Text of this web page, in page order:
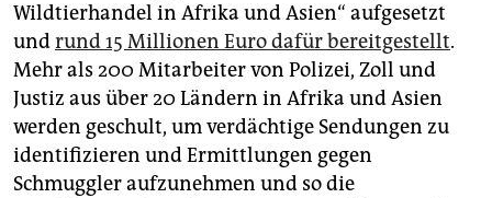
Wildtierhandel in Afrika und Asien“ aufgesetzt
undrund 15 Millionen Euro dafür bereitgestellt.
Mehr als 200 Mitarbeiter von Polizei, Zoll und
Justiz aus über 20 Ländern in Afrika und Asien
werden geschult, um verdächtige Sendungen zu
identifizieren und Ermittlungen gegen
Schmuggler aufzunehmen und so die